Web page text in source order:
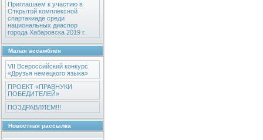
Приглашаем к участию в
Открытой комплексной
спартакиаде среди
национальных диаспор
города Хабаровска 2019 г.
Малая ассамблея
VII Всероссийский конкурс
«Друзья немецкого языка»
ПРОЕКТ «ПРАВНУКИ
ПОБЕДИТЕЛЕЙ»
ПОЗДРАВЛЯЕМ!!!
Новостная рассылка